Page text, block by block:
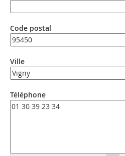
Code postal
Ville
Téléphone